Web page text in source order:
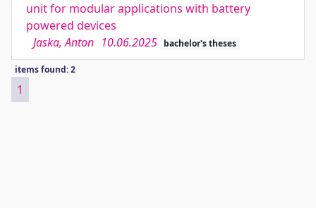
unit for modular applications with battery
powered devices
Jaska, Anton 10.06.2025 bachelor's theses
items found: 2
1